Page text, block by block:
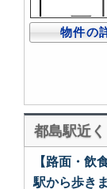
物件の
都島駅近
【路面・飲
駅から歩き